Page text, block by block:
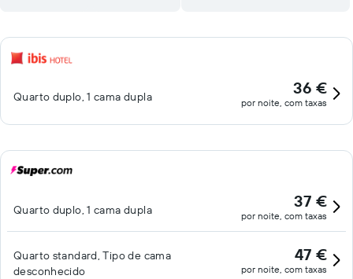
Quarto duplo, 1 cama dupla 36 €
por noite, com taxas
Quarto duplo, 1 cama dupla 37 €
por noite, com taxas
Quarto standard, Tipo de cama
desconhecido
47 €
por noite, com taxas